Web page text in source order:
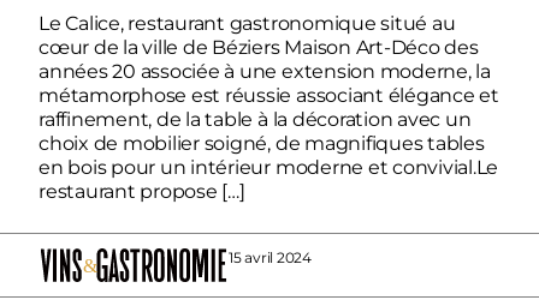
Le Calice, restaurant gastronomique situé au
cœur de la ville de Béziers Maison Art-Déco des
années 20 associée à une extension moderne, la
métamorphose est réussie associant élégance et
raffinement, de la table à la décoration avec un
choix de mobilier soigné, de magnifiques tables
en bois pour un intérieur moderne et convivial.Le
restaurant propose […]
15 avril 2024